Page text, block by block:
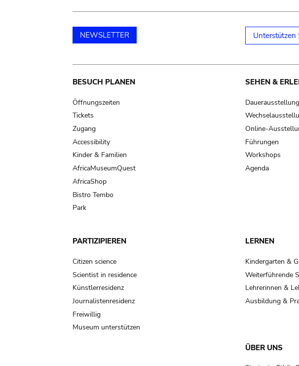
NEWSLETTER Unterstützen
Main
navigation
BESUCH PLANEN
Öffnungszeiten
Tickets
Zugang
Accessibility
Kinder & Familien
AfricaMuseumQuest
AfricaShop
Bistro Tembo
Park
SEHEN &
Dauerausstellung
Online-
Führungen
Workshops
Agenda
PARTIZIPIEREN
Citizen science
Scientist in residence
Künstlerresidenz
Journalistenresidenz
Freiwillig
Museum unterstützen
LERNEN
Kindergarten &
Weiterführende
Lehrerinnen &
Ausbildung &
ÜBER UNS